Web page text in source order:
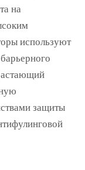
на
используют
защиты